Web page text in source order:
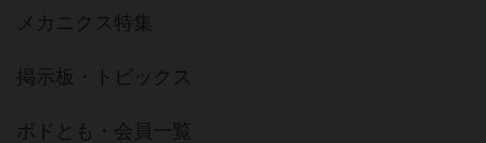
メカニクス特集
掲示板・トピックス
ボドとも・会員一覧